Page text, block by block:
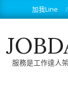
to
加我Line
服務是工作達人